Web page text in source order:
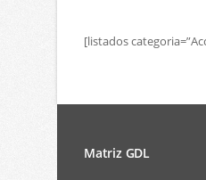
[listados
Matriz GDL